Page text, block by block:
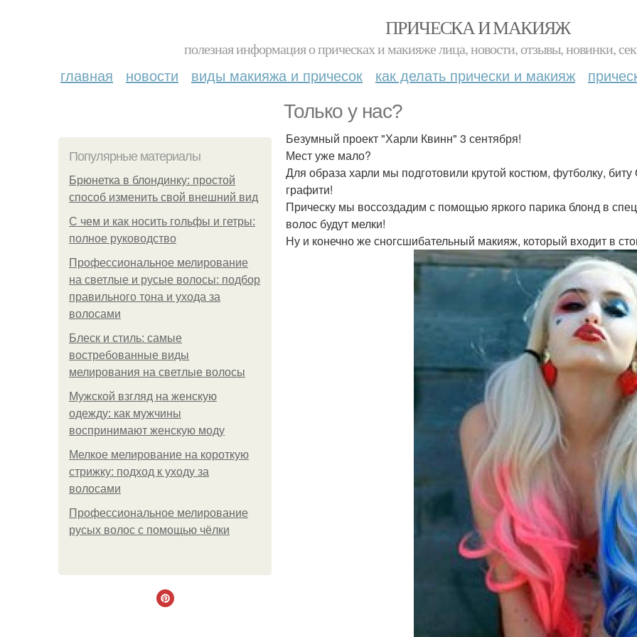
ПРИЧЕСКА И МАКИЯЖ
полезная информация о прическах и макияже лица, новости, отзывы, новинки,
главная новости виды макияжа и причесок как делать прически и макияж
Только у нас?
Популярные материалы
Брюнетка в блондинку: простой
способ изменить свой внешний вид
С чем и как носить гольфы и гетры:
полное руководство
Профессиональное мелирование
на светлые и русые волосы: подбор
правильного тона и ухода за
волосами
Блеск и стиль: самые
востребованные виды
мелирования на светлые волосы
Мужской взгляд на женскую
одежду: как мужчины
воспринимают женскую моду
Мелкое мелирование на короткую
стрижку: подход к уходу за
волосами
Профессиональное мелирование
русых волос с помощью чёлки
Безумный проект "Харли Квинн" 3 сентября!
Мест уже мало?
Для образа харли мы подготовили крутой костюм, футболку,
графити!
Прическу мы воссоздадим с помощью яркого парика блонд в
волос будут мелки!
Ну и конечно же сногсшибательный макияж, который входит в